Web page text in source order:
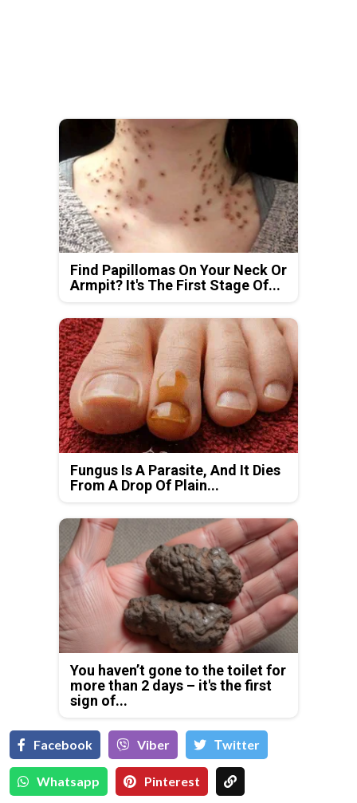
Find Papillomas On Your Neck Or
Armpit? It's The First Stage Of...
Fungus Is A Parasite, And It Dies
From A Drop Of Plain...
You haven’t gone to the toilet for
more than 2 days – it's the first
sign of...
Facebook Viber Тwitter
Whatsapp Pinterest